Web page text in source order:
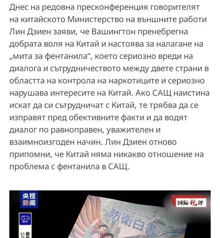
Днес на редовна пресконференция говорителят
на китайското Министерство на външните работи
Лин Дзиен заяви, че Вашингтон пренебрегна
добрата воля на Китай и настоява за налагане на
„мита за фентанила“, което сериозно вреди на
диалога и сътрудничеството между двете страни в
областта на контрола на наркотиците и сериозно
нарушава интересите на Китай. Ако САЩ наистина
искат да си сътрудничат с Китай, те трябва да се
изправят пред обективните факти и да водят
диалог по равноправен, уважителен и
взаимноизгоден начин. Лин Дзиен отново
припомни, че Китай няма никакво отношение на
проблема с фентанила в САЩ.